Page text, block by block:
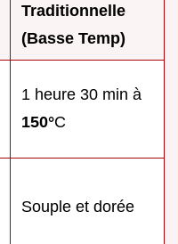
Traditionnelle
(Basse Temp)
1 heure 30 min à
150°C
Souple et dorée